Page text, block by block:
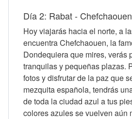
Día 2: Rabat - Chefchaouen
Hoy viajarás hacia el norte, a
encuentra Chefchaouen, la
Dondequiera que mires, verás
tranquilas y pequeñas plazas.
fotos y disfrutar de la paz que
mezquita española, tendrás
de toda la ciudad azul a tus
colores azules se vuelven aún